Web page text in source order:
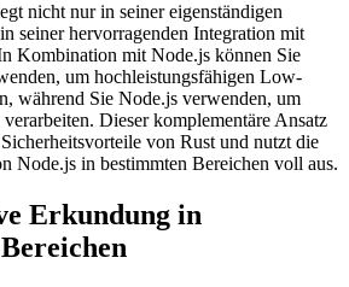
nicht nur in seiner eigenständigen
seiner hervorragenden Integration mit
Kombination mit Node.js können Sie
um hochleistungsfähigen Low-
während Sie Node.js verwenden, um
Dieser komplementäre Ansatz
von Rust und nutzt die
Node.js in bestimmten Bereichen voll aus.
Erkundung in